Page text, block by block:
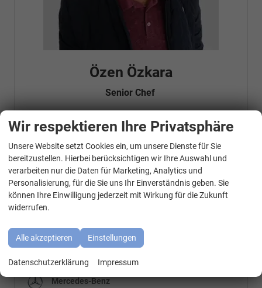
Özen Özkara
Senior Chef
Telefonnummer: 07181 - 47695 15
E-Mailadresse:info@autohausrems.de
Fahrzeugnr.
Geparkte Fahrzeuge (0)
BMW
Cupra
Mercedes-Benz
Wir respektieren Ihre Privatsphäre
Unsere Website setzt Cookies ein, um unsere Dienste für Sie
bereitzustellen. Hierbei berücksichtigen wir Ihre Auswahl und
verarbeiten nur die Daten für Marketing, Analytics und
Personalisierung, für die Sie uns Ihr Einverständnis geben. Sie
können Ihre Einwilligung jederzeit mit Wirkung für die Zukunft
widerrufen.
Alle akzeptieren Einstellungen
Datenschutzerklärung Impressum